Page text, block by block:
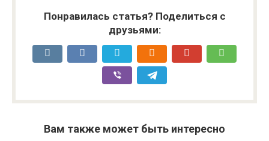
Понравилась статья? Поделиться с
друзьями:
Вам также может быть интересно